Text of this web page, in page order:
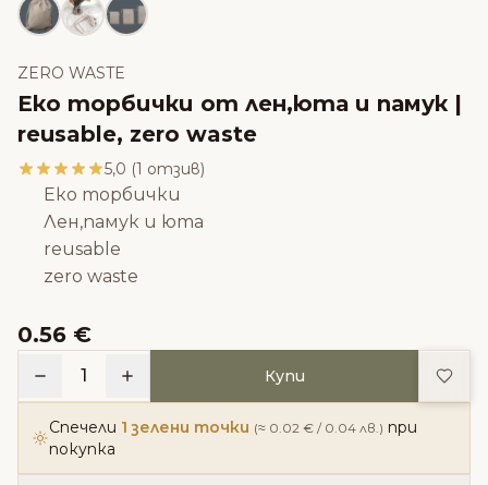
ZERO WASTE
Еко торбички от лен,юта и памук |
reusable, zero waste
5,0 (1 отзив)
Еко торбички
Лен,памук и юта
reusable
zero waste
0.56 €
1 Купи
Спечели 1 зелени точки (≈ 0.02 € / 0.04 лв.) при
покупка